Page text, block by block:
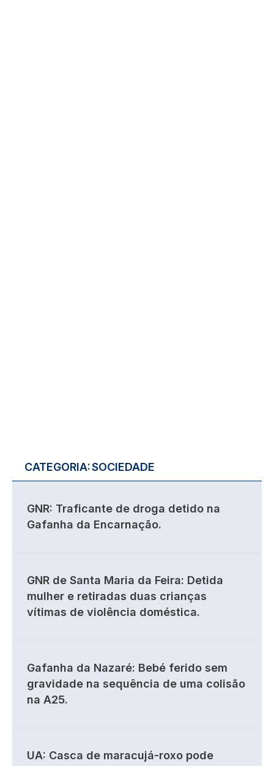
CATEGORIA:SOCIEDADE
GNR: Traficante de droga detido na
Gafanha da Encarnação.
GNR de Santa Maria da Feira: Detida
mulher e retiradas duas crianças
vítimas de violência doméstica.
Gafanha da Nazaré: Bebé ferido sem
gravidade na sequência de uma colisão
na A25.
UA: Casca de maracujá-roxo pode